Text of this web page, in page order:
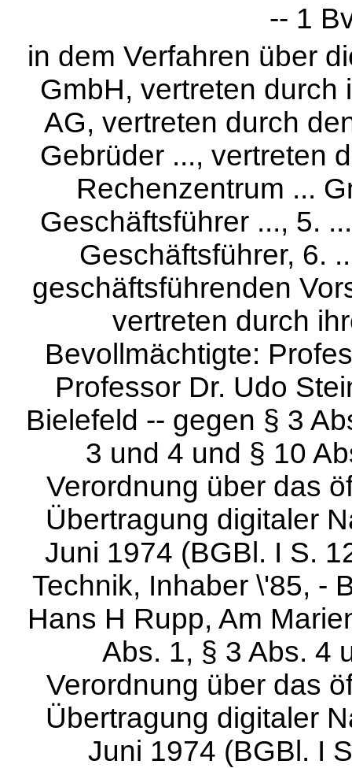
-- 1
in dem Verfahren über
GmbH, vertreten durch
AG, vertreten durch
Gebrüder ..., vertreten
Rechenzentrum ...
Geschäftsführer ..., 5.
Geschäftsführer, 6.
geschäftsführenden
vertreten durch
Bevollmächtigte:
Professor Dr. Udo
Bielefeld -- gegen § 3
3 und 4 und § 10
Verordnung über das
Übertragung digitaler
Juni 1974 (BGBl. I S.
Technik, Inhaber \'85, -
Hans H Rupp, Am
Abs. 1, § 3 Abs. 4
Verordnung über das
Übertragung digitaler
Juni 1974 (BGBl. I